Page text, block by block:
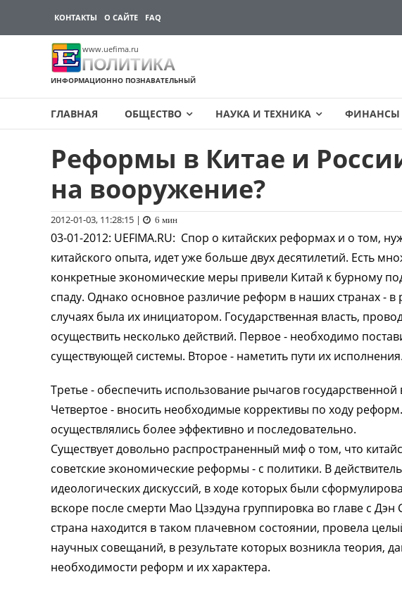
КОНТАКТЫ О САЙТЕ FAQ
www.uefima.ru
ПОЛИТИКА
ИНФОРМАЦИОННО ПОЗНАВАТЕЛЬНЫЙ
ГЛАВНАЯ ОБЩЕСТВО НАУКА И ТЕХНИКА ФИНАНСЫ
содержимому
Реформы в Китае и
на вооружение?
2012-01-03, 11:28:15 | 6 мин
03-01-2012: UEFIMA.RU: Спор о китайских реформах и о том,
китайского опыта, идет уже больше двух десятилетий. Есть
конкретные экономические меры привели Китай к бурному
спаду. Однако основное различие реформ в наших странах - в
случаях была их инициатором. Государственная власть,
осуществить несколько действий. Первое - необходимо
существующей системы. Второе - наметить пути их исполнения.
Третье - обеспечить использование рычагов
Четвертое - вносить необходимые коррективы по ходу
осуществлялись более эффективно и последовательно.
Существует довольно распространенный миф о том, что
советские экономические реформы - с политики. В
идеологических дискуссий, в ходе которых были
вскоре после смерти Мао Цзэдуна группировка во главе с
страна находится в таком плачевном состоянии, провела
научных совещаний, в результате которых возникла теория,
необходимости реформ и их характера.